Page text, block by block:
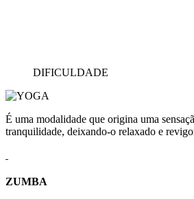
DIFICULDADE
É uma modalidade que origina uma
tranquilidade, deixando-o relaxado e
ZUMBA